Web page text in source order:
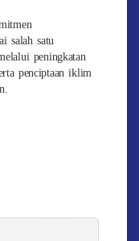
salah satu
peningkatan
penciptaan iklim